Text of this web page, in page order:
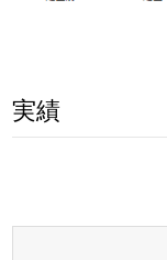
実績